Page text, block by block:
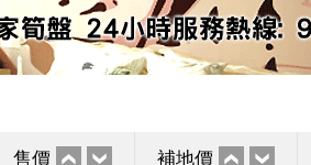
售價 補地價